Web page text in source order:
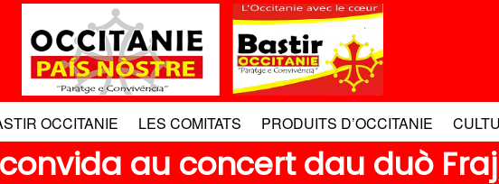
OCCITANIE LES COMITATS PRODUITS D’OCCITANIE
au concert dau duò